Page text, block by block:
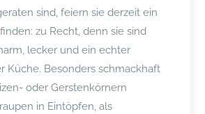
sind, feiern sie derzeit ein
zu Recht, denn sie sind
lecker und ein echter
Küche. Besonders schmackhaft
oder Gerstenkörnern
in Eintöpfen, als